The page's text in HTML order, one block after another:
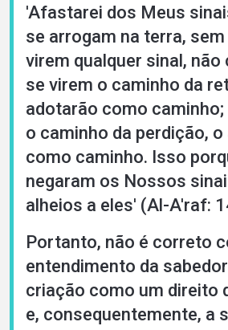
'Afastarei dos Meus
se arrogam na terra,
virem qualquer sinal, não
se virem o caminho da
adotarão como
o caminho da perdição,
como caminho. Isso
negaram os Nossos
alheios a eles' (Al-A'raf:
Portanto, não é correto
entendimento da
criação como um direito
e, consequentemente, a